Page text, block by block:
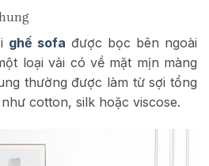
ghế sofa được bọc bên ngoài
loại vải có về mặt mịn màng
thường được làm từ sợi tổng
cotton, silk hoặc viscose.